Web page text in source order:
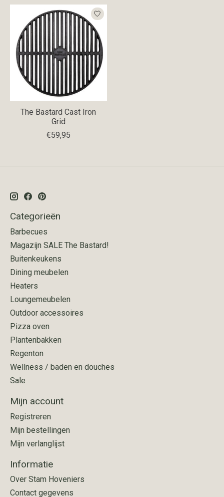
The Bastard Cast Iron
Grid
€59,95
Categorieën
Barbecues
Magazijn SALE The Bastard!
Buitenkeukens
Dining meubelen
Heaters
Loungemeubelen
Outdoor accessoires
Pizza oven
Plantenbakken
Regenton
Wellness / baden en douches
Sale
Mijn account
Registreren
Mijn bestellingen
Mijn verlanglijst
Informatie
Over Stam Hoveniers
Contact gegevens